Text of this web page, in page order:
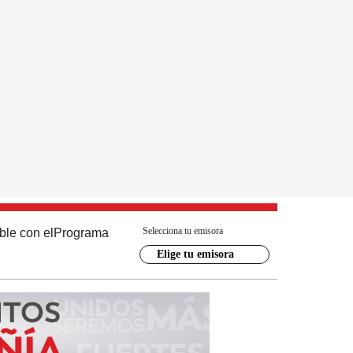
con el Programa Selecciona tu emisora
Elige tu emisora